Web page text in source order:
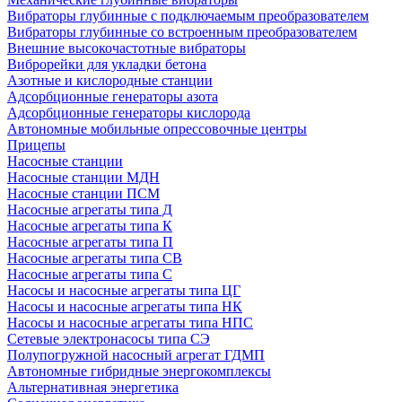
Вибраторы глубинные с подключаемым преобразователем
Вибраторы глубинные со встроенным преобразователем
Внешние высокочастотные вибраторы
Виброрейки для укладки бетона
Азотные и кислородные станции
Адсорбционные генераторы азота
Адсорбционные генераторы кислорода
Автономные мобильные опрессовочные центры
Прицепы
Насосные станции
Насосные станции МДН
Насосные станции ПСМ
Насосные агрегаты типа Д
Насосные агрегаты типа К
Насосные агрегаты типа П
Насосные агрегаты типа СВ
Насосные агрегаты типа С
Насосы и насосные агрегаты типа ЦГ
Насосы и насосные агрегаты типа НК
Насосы и насосные агрегаты типа НПС
Сетевые электронасосы типа СЭ
Полупогружной насосный агрегат ГДМП
Автономные гибридные энергокомплексы
Альтернативная энергетика